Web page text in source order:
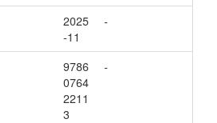
2025
-11
-
9786
0764
2211
3
-